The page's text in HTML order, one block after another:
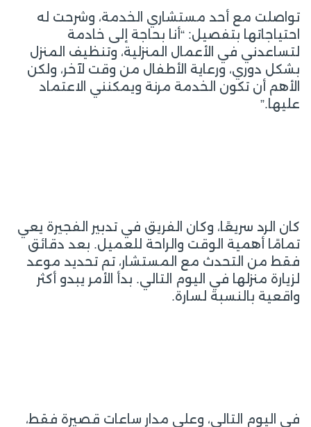
تواصلت مع أحد مستشاري الخدمة، وشرحت له
احتياجاتها بتفصيل: “أنا بحاجة إلى خادمة
لتساعدني في الأعمال المنزلية، وتنظيف المنزل
بشكل دوري، ورعاية الأطفال من وقت لآخر، ولكن
الأهم أن تكون الخدمة مرنة ويمكنني الاعتماد
عليها.”
كان الرد سريعًا، وكان الفريق في تدبير الفجيرة يعي
تمامًا أهمية الوقت والراحة للعميل. بعد دقائق
فقط من التحدث مع المستشار، تم تحديد موعد
لزيارة منزلها في اليوم التالي. بدأ الأمر يبدو أكثر
واقعية بالنسبة لسارة.
في اليوم التالي، وعلى مدار ساعات قصيرة فقط،